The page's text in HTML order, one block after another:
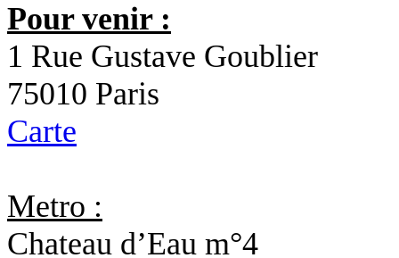
Pour venir :
1 Rue Gustave Goublier
75010 Paris
Carte
Metro :
Chateau d’Eau m°4